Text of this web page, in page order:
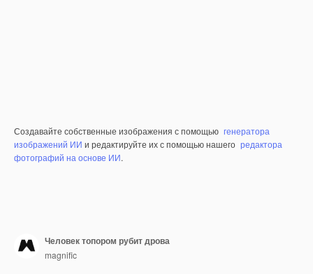
Создавайте собственные изображения с помощью генератора
изображений ИИ и редактируйте их с помощью нашего редактора
фотографий на основе ИИ.
Человек топором рубит дрова
magnific